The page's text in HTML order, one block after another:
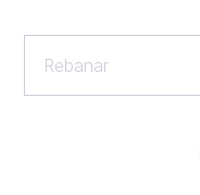
Rebanar